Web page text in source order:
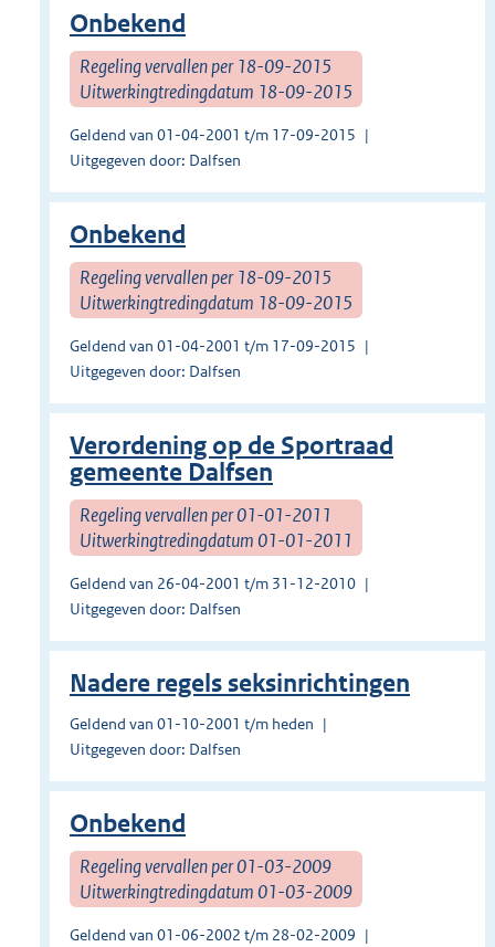
Onbekend
Regeling vervallen per 18-09-2015
Uitwerkingtredingdatum 18-09-2015
Geldend van 01-04-2001 t/m 17-09-2015
Uitgegeven door: Dalfsen
Onbekend
Regeling vervallen per 18-09-2015
Uitwerkingtredingdatum 18-09-2015
Geldend van 01-04-2001 t/m 17-09-2015
Uitgegeven door: Dalfsen
Verordening op de Sportraad
gemeente Dalfsen
Regeling vervallen per 01-01-2011
Uitwerkingtredingdatum 01-01-2011
Geldend van 26-04-2001 t/m 31-12-2010
Uitgegeven door: Dalfsen
Nadere regels seksinrichtingen
Geldend van 01-10-2001 t/m heden
Uitgegeven door: Dalfsen
Onbekend
Regeling vervallen per 01-03-2009
Uitwerkingtredingdatum 01-03-2009
Geldend van 01-06-2002 t/m 28-02-2009